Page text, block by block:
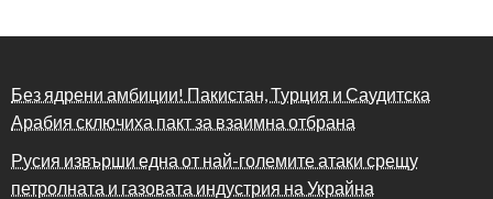
Без ядрени амбиции! Пакистан, Турция и Саудитска
Арабия сключиха пакт за взаимна отбрана
Русия извърши една от най-големите атаки срещу
петролната и газовата индустрия на Украйна